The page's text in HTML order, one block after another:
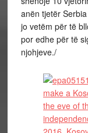
anën tjetër
jo vetëm për të
por edhe për të
njohjeve./